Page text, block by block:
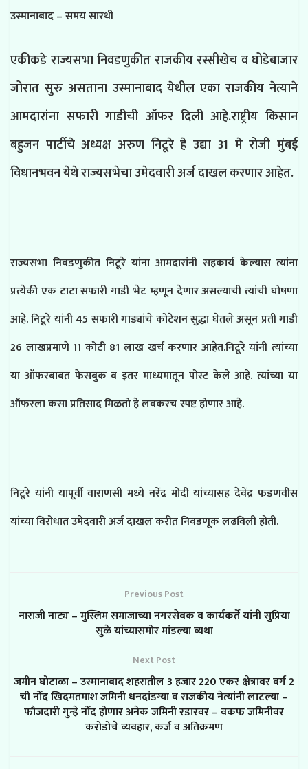
उस्मानाबाद – समय सारथी
एकीकडे राज्यसभा निवडणुकीत राजकीय रस्सीखेच व घोडेबाजार
जोरात सुरु असताना उस्मानाबाद येथील एका राजकीय नेत्याने
आमदारांना सफारी गाडीची ऑफर दिली आहे.राष्ट्रीय किसान
बहुजन पार्टीचे अध्यक्ष अरुण निटूरे हे उद्या 31 मे रोजी मुंबई
विधानभवन येथे राज्यसभेचा उमेदवारी अर्ज दाखल करणार आहेत.
राज्यसभा निवडणुकीत निटूरे यांना आमदारांनी सहकार्य केल्यास त्यांना
प्रत्येकी एक टाटा सफारी गाडी भेट म्हणून देणार असल्याची त्यांची घोषणा
आहे. निटूरे यांनी 45 सफारी गाड्यांचे कोटेशन सुद्धा घेतले असून प्रती गाडी
26 लाखप्रमाणे 11 कोटी 81 लाख खर्च करणार आहेत.निटूरे यांनी त्यांच्या
या ऑफरबाबत फेसबुक व इतर माध्यमातून पोस्ट केले आहे. त्यांच्या या
ऑफरला कसा प्रतिसाद मिळतो हे लवकरच स्पष्ट होणार आहे.
निटूरे यांनी यापूर्वी वाराणसी मध्ये नरेंद्र मोदी यांच्यासह देवेंद्र फडणवीस
यांच्या विरोधात उमेदवारी अर्ज दाखल करीत निवडणूक लढविली होती.
Previous Post
नाराजी नाट्य – मुस्लिम समाजाच्या नगरसेवक व कार्यकर्ते यांनी सुप्रिया
सुळे यांच्यासमोर मांडल्या व्यथा
Next Post
जमीन घोटाळा – उस्मानाबाद शहरातील 3 हजार 220 एकर क्षेत्रावर वर्ग 2
ची नोंद खिदमतमाश जमिनी धनदांडग्या व राजकीय नेत्यांनी लाटल्या –
फौजदारी गुन्हे नोंद होणार अनेक जमिनी रडारवर – वकफ जमिनीवर
करोडोचे व्यवहार, कर्ज व अतिक्रमण